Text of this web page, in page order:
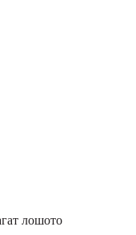
лошото